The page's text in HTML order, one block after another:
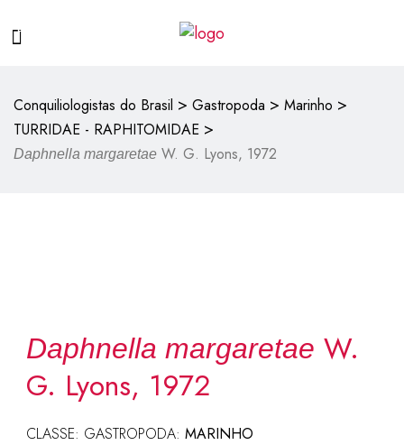
Conquiliologistas do Brasil > Gastropoda > Marinho >
TURRIDAE - RAPHITOMIDAE >
Daphnella margaretae W. G. Lyons, 1972
Daphnella margaretae W.
G. Lyons, 1972
CLASSE: GASTROPODA: MARINHO